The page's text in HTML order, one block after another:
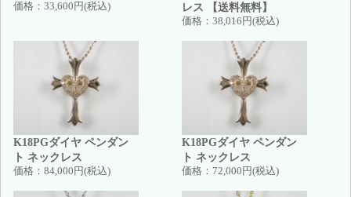
価格： 33,600円(税込)
レス 【送料無料】
価格： 38,016円(税込)
K18PGダイヤ ペンダン
ト ネックレス
価格： 84,000円(税込)
K18PGダイヤ ペンダン
ト ネックレス
価格： 72,000円(税込)